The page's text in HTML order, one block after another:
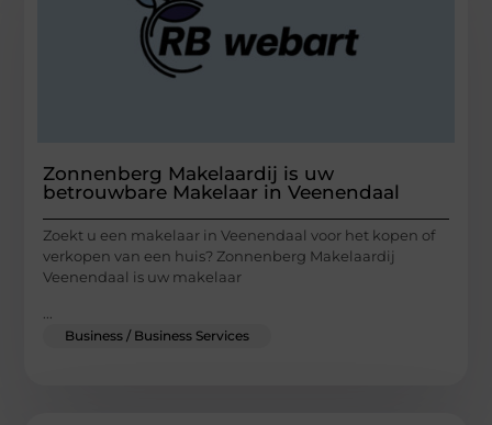
Zonnenberg Makelaardij is uw
betrouwbare Makelaar in Veenendaal
Zoekt u een makelaar in Veenendaal voor het kopen of
verkopen van een huis? Zonnenberg Makelaardij
Veenendaal is uw makelaar
...
Business / Business Services